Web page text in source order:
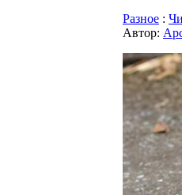
Разное :
Автор: